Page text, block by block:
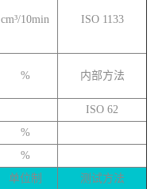
cm³/10min ISO 1133
% 内部方法
ISO 62
%
%
单位制
测试方法